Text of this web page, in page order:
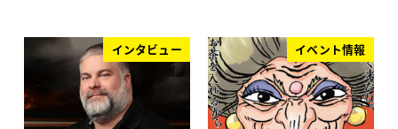
インタビュー イベント情報